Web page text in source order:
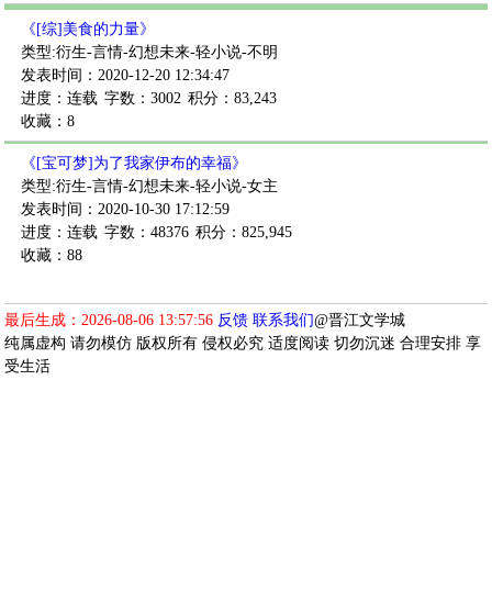
《[综]美食的力量》
类型:衍生-言情-幻想未来-轻小说-不明
发表时间：2020-12-20 12:34:47
进度：连载 字数：3002 积分：83,243
收藏：8
《[宝可梦]为了我家伊布的幸福》
类型:衍生-言情-幻想未来-轻小说-女主
发表时间：2020-10-30 17:12:59
进度：连载 字数：48376 积分：825,945
收藏：88
最后生成：2026-08-06 13:57:56 反馈 联系我们@晋江文学城
纯属虚构 请勿模仿 版权所有 侵权必究 适度阅读 切勿沉迷 合理安排 享
受生活